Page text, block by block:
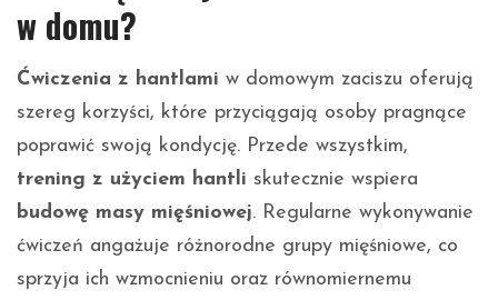
w domu?
Ćwiczenia z hantlami w domowym zaciszu oferują
szereg korzyści, które przyciągają osoby pragnące
poprawić swoją kondycję. Przede wszystkim,
trening z użyciem hantli skutecznie wspiera
budowę masy mięśniowej. Regularne wykonywanie
ćwiczeń angażuje różnorodne grupy mięśniowe, co
sprzyja ich wzmocnieniu oraz równomiernemu